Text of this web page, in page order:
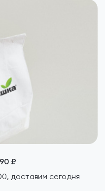
₽
доставим сегодня